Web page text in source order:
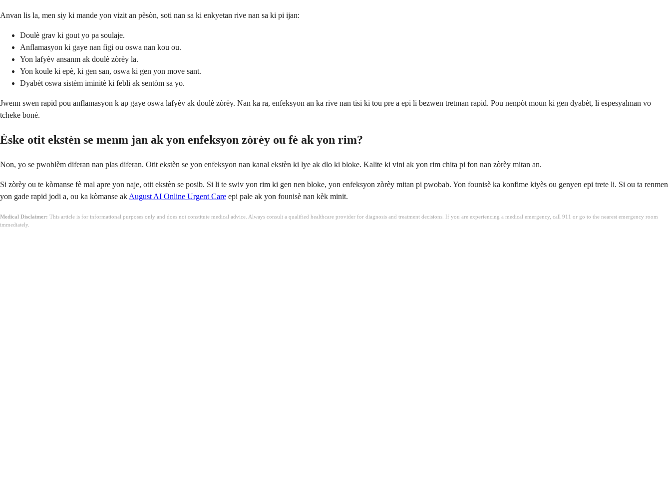
Anvan lis la, men siy ki mande yon vizit an pèsòn, soti nan sa ki enkyetan rive nan sa ki pi ijan:
Doulè grav ki gout yo pa soulaje.
Anflamasyon ki gaye nan figi ou oswa nan kou ou.
Yon lafyèv ansanm ak doulè zòrèy la.
Yon koule ki epè, ki gen san, oswa ki gen yon move sant.
Dyabèt oswa sistèm iminitè ki febli ak sentòm sa yo.
Jwenn swen rapid pou anflamasyon k ap gaye oswa lafyèv ak doulè zòrèy. Nan ka ra, enfeksyon an ka rive nan tisi ki tou pre a epi li bezwen tretman rapid. Pou nenpòt moun ki gen dyabèt, li espesyalman vo
tcheke bonè.
Èske otit ekstèn se menm jan ak yon enfeksyon zòrèy ou fè ak yon rim?
Non, yo se pwoblèm diferan nan plas diferan. Otit ekstèn se yon enfeksyon nan kanal ekstèn ki lye ak dlo ki bloke. Kalite ki vini ak yon rim chita pi fon nan zòrèy mitan an.
Si zòrèy ou te kòmanse fè mal apre yon naje, otit ekstèn se posib. Si li te swiv yon rim ki gen nen bloke, yon enfeksyon zòrèy mitan pi pwobab. Yon founisè ka konfime kiyès ou genyen epi trete li. Si ou ta renmen
yon gade rapid jodi a, ou ka kòmanse ak August AI Online Urgent Care epi pale ak yon founisè nan kèk minit.
Medical Disclaimer: This article is for informational purposes only and does not constitute medical advice. Always consult a qualified healthcare provider for diagnosis and treatment decisions. If you are experiencing a medical emergency, call 911 or go to the nearest emergency room
immediately.